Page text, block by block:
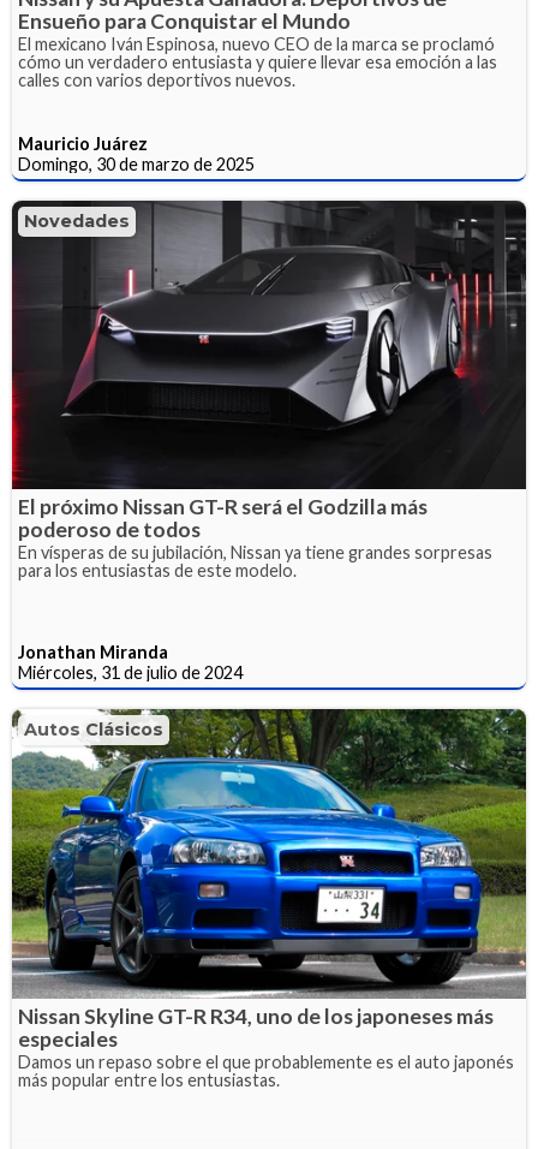
Ensueño para Conquistar el Mundo
El mexicano Iván Espinosa, nuevo CEO de la marca se proclamó
cómo un verdadero entusiasta y quiere llevar esa emoción a las
calles con varios deportivos nuevos.
Mauricio Juárez
Domingo, 30 de marzo de 2025
Novedades
El próximo Nissan GT-R será el Godzilla más
poderoso de todos
En vísperas de su jubilación, Nissan ya tiene grandes sorpresas
para los entusiastas de este modelo.
Jonathan Miranda
Miércoles, 31 de julio de 2024
Autos Clásicos
Nissan Skyline GT-R R34, uno de los japoneses más
especiales
Damos un repaso sobre el que probablemente es el auto japonés
más popular entre los entusiastas.